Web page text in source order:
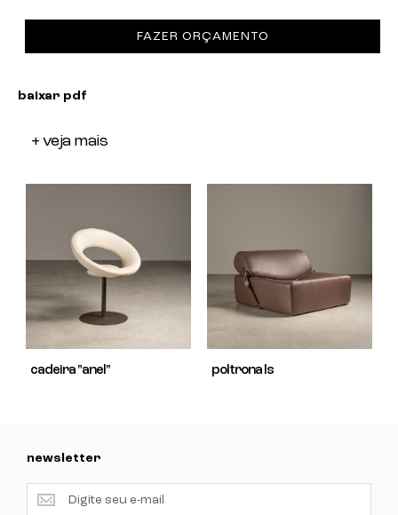
FAZER ORÇAMENTO
baixar pdf
+ veja mais
cadeira "anel" poltrona ls
newsletter
newsletter